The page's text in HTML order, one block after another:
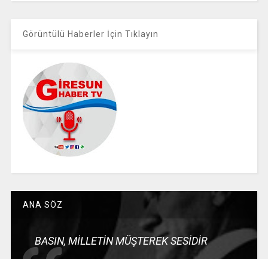
Görüntülü Haberler İçin Tıklayın
ANA SÖZ
BASIN, MİLLETİN MÜŞTEREK SESİDİR